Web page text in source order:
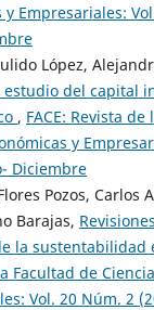
y Empresariales:
López,
estudio del capital
, FACE: Revista
y
Diciembre
Pozos, Carlos
Barajas,
la sustentabilidad
Facultad de
Vol. 20 Núm. 2